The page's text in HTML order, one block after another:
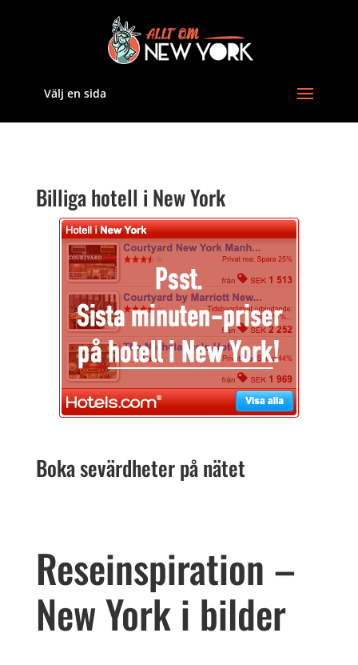
Välj en sida
Billiga hotell i New York
Boka sevärdheter på nätet
Reseinspiration –
New York i bilder